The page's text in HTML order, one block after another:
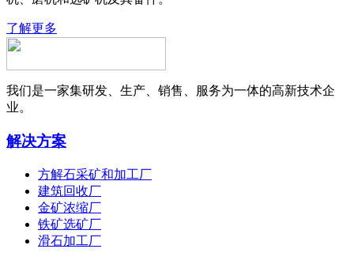
了解更多
我们是一家集研发、生产、销售、服务为一体的高新技术企
业。
解决方案
方解石采矿和加工厂
建筑回收厂
金矿浓缩厂
铁矿选矿厂
滑石加工厂